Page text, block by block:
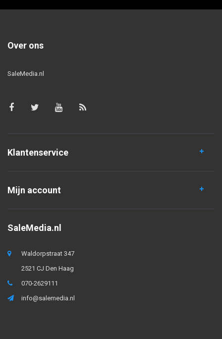
Over ons
SaleMedia.nl
Klantenservice
Mijn account
SaleMedia.nl
Waldorpstraat 347
2521 CJ Den Haag
070-2629111
info@salemedia.nl